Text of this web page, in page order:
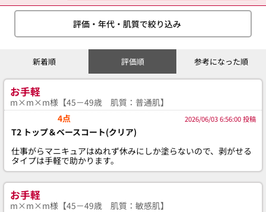
評価・年代・肌質で絞り込み
新着順 評価順 参考になった順
お手軽
m×m×m様【45－49歳 肌質：普通肌】
4点
2026/06/03 6:56:00 投稿
T2 トップ＆ベースコート(クリア)
仕事がらマニキュアはぬれず休みにしか塗らないので、剥がせる
タイプは手軽で助かります。
お手軽
m×m×m様【45－49歳 肌質：敏感肌】